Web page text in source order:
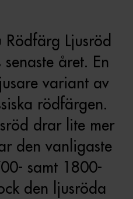
Ljusröd
året. En
variant av
rödfärgen.
drar lite mer
den vanligaste
samt 1800-
den ljusröda